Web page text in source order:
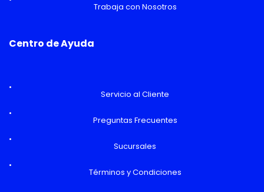
Trabaja con Nosotros
Centro de Ayuda
Servicio al Cliente
Preguntas Frecuentes
Sucursales
Términos y Condiciones